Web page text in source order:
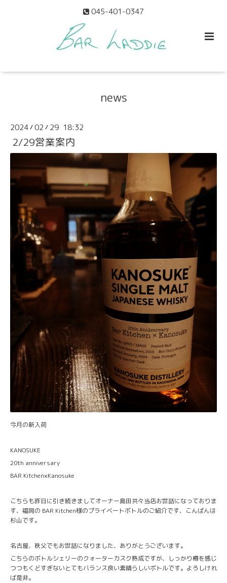
045-401-0347
news
2024/02 / 29 18:32
2/29営業案内
今月の新入荷
KANOSUKE
20th anniversary
BAR Kitchen×Kanosuke
こちらも昨日に引き続きましてオーナー島田共々当店お世話になっておりま
す、福岡の BAR Kitchen様のプライベートボトルのご紹介です、こんばんは
杉山です。
名古屋、秩父でもお世話になりました、ありがとうございます。
こちらのボトルシェリーのクォーターカスク熟成ですが、しっかり樽を感じ
つつもくどすぎないとてもバランス良い素晴らしいボトルです。よろしけれ
ば是非。